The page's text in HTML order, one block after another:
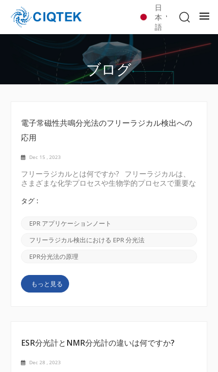
日
本
語
ブログ
電子常磁性共鳴分光法のフリーラジカル検出への
応用
Dec 15 , 2023
フリーラジカルとは何ですか? フリーラジカルは、
さまざまな化学プロセスや生物学的プロセスで重要な
らの行動を理解し、その存在を検出することは、病気
ステムとの関与を研究するために不可欠です。 イン
ターネット経由の画像 EPR分光法の原理 EPR 分光法
は、常磁性物質の不対電子の磁気特性を利用します。
さらされると、電子スピン遷移が発生し、エネルギー
を測定することにより、常磁性物質とその環境に関す
る貴重な情報を得ることができます。 EPR の応用 フ
リーラジカル検出における分光学 電子常磁性共鳴
タグ :
EPR アプリケーションノート
フリーラジカル検出における EPR 分光法
EPR分光法の原理
もっと見る
ESR分光計とNMR分光計の違いは何ですか?
Dec 28 , 2023